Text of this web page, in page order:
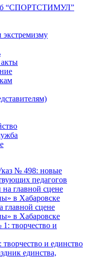
“СПОРТСТИМУЛ”
экстремизму
№ 498: новые
педагогов
сцене
в Хабаровске
и единство